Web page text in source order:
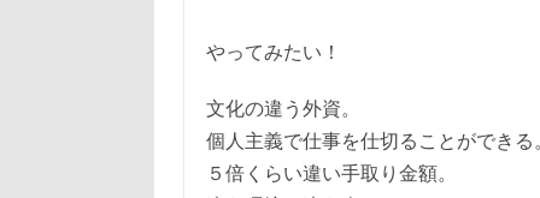
やってみたい！
文化の違う外資。
個人主義で仕事を仕切ることができる
５倍くらい違い手取り金額。